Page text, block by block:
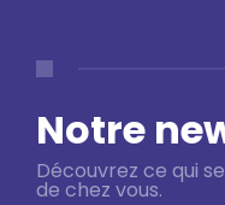
Notre
Découvrez ce qui
de chez vous.